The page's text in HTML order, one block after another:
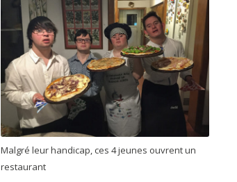
Malgré leur handicap, ces 4 jeunes ouvrent un
restaurant